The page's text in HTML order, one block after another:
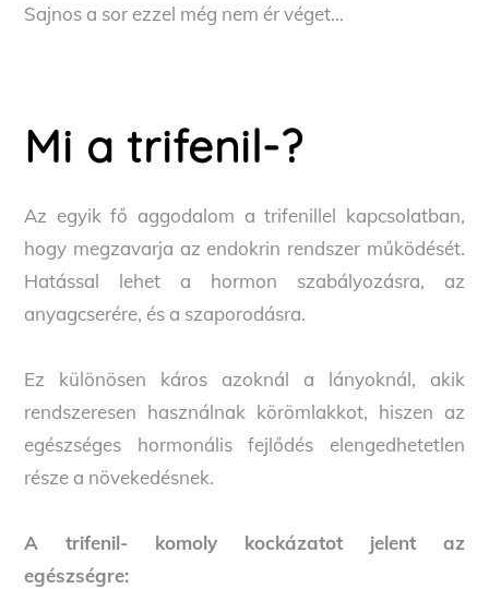
Sajnos a sor ezzel még nem ér véget…
Mi a trifenil-?
Az egyik fő aggodalom a trifenillel kapcsolatban,
hogy megzavarja az endokrin rendszer működését.
Hatással lehet a hormon szabályozásra, az
anyagcserére, és a szaporodásra.
Ez különösen káros azoknál a lányoknál, akik
rendszeresen használnak körömlakkot, hiszen az
egészséges hormonális fejlődés elengedhetetlen
része a növekedésnek.
A trifenil- komoly kockázatot jelent az
egészségre: